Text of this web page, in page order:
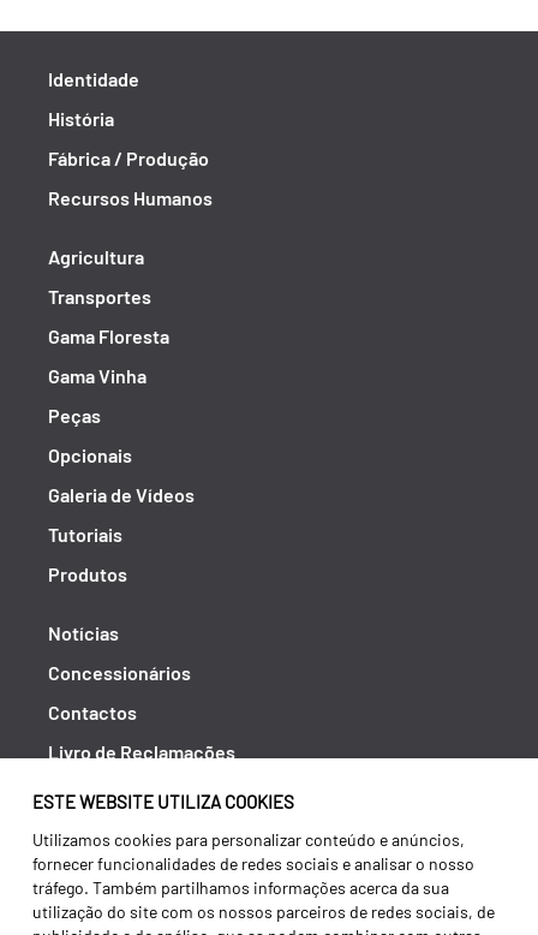
ESTE WEBSITE UTILIZA COOKIES
Utilizamos cookies para personalizar conteúdo e anúncios,
fornecer funcionalidades de redes sociais e analisar o nosso
tráfego. Também partilhamos informações acerca da sua
utilização do site com os nossos parceiros de redes sociais, de
Identidade
História
Fábrica / Produção
Recursos Humanos
Agricultura
Transportes
Gama Floresta
Gama Vinha
Peças
Opcionais
Galeria de Vídeos
Tutoriais
Produtos
Notícias
Concessionários
Contactos
Livro de Reclamações
Política de Privacidade
Canal de Denúncias (RGPC)
Termos e condições